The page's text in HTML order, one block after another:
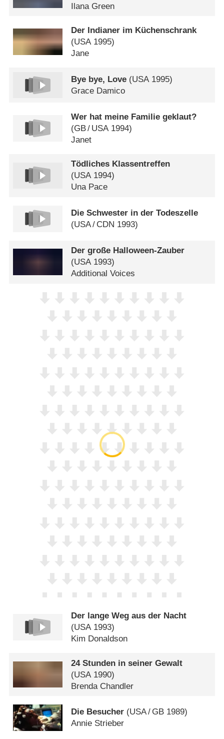
Ilana Green
Der Indianer im Küchenschrank
(USA1995)
Jane
Bye bye, Love (USA1995)
Grace Damico
Wer hat meine Familie geklaut?
(GB/ USA1994)
Janet
Tödliches Klassentreffen
(USA1994)
Una Pace
Die Schwester in der Todeszelle
(USA/ CDN 1993)
Der große Halloween-Zauber
(USA1993)
Additional Voices
Der lange Weg aus der Nacht
(USA1993)
Kim Donaldson
24 Stunden in seiner Gewalt
(USA 1990)
Brenda Chandler
Die Besucher (USA/ GB 1989)
Annie Strieber